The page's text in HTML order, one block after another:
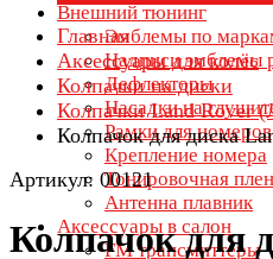
Внешний тюнинг
Эмблемы по
Надписи эмблемы
Дефлекторы
Насадки на
Рамки для номеров
Крепление номера
Тонировочная
Антенна плавник
Аксессуары в салон
FM трансмиттеры
Главная
Аксессуары для колёс
Колпачки на диски
Колпачки Land Rover
Колпачок для диска
Артикул: 00121
Колпачок для